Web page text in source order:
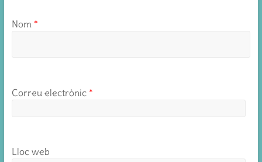
Nom *
Correu electrònic *
Lloc web